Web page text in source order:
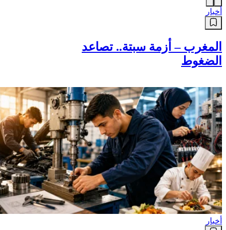
أخبار
المغرب – أزمة سبتة.. تصاعد
الضغوط
أخبار